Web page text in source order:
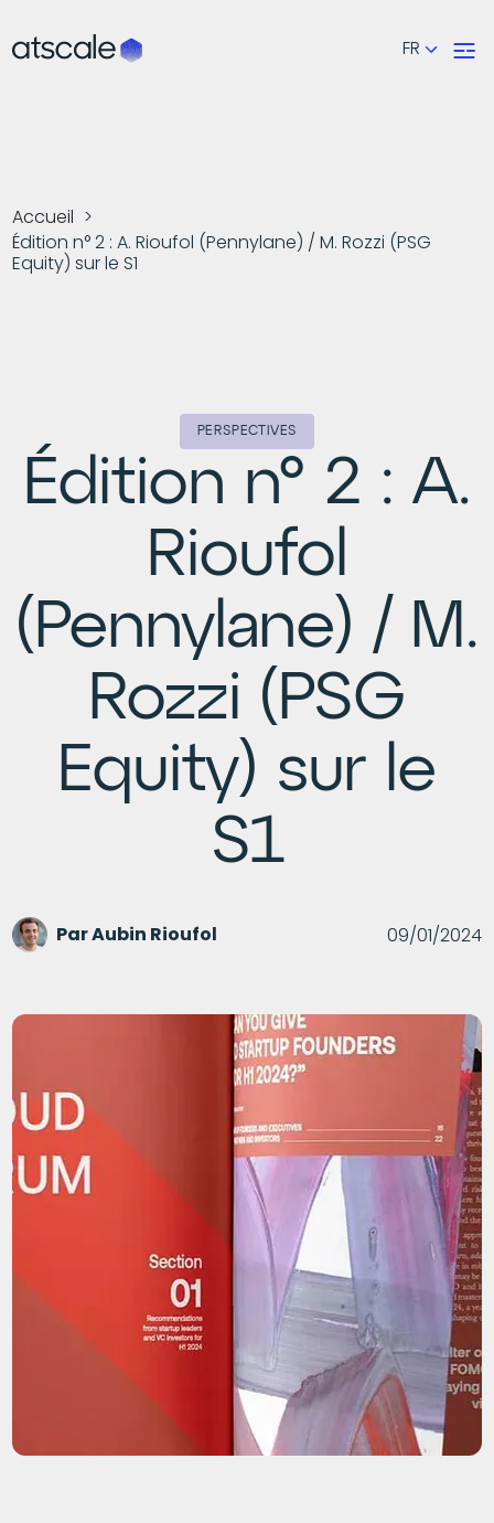
FR
Accueil
Édition n° 2 : A. Rioufol (Pennylane) / M. Rozzi (PSG
Equity) sur le S1
PERSPECTIVES
Édition n° 2 : A.
Rioufol
(Pennylane) / M.
Rozzi (PSG
Equity) sur le
S1
ParAubin Rioufol 09/01/2024